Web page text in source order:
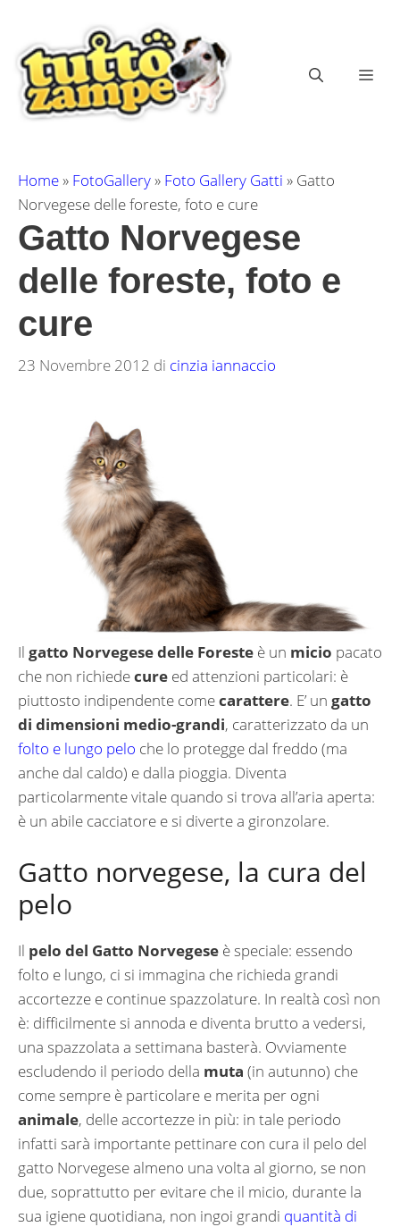
contenuto
Home» FotoGallery» Foto Gallery Gatti » Gatto
Norvegese delle foreste, foto e cure
Gatto Norvegese
delle foreste, foto e
cure
23 Novembre 2012 di cinzia iannaccio
Il gatto Norvegese delle Foreste è un micio pacato
che non richiedecure ed attenzioni particolari: è
piuttosto indipendente comecarattere. E’ un gatto
di dimensioni medio-grandi, caratterizzato da un
folto e lungo pelo che lo protegge dal freddo (ma
anche dal caldo) e dalla pioggia. Diventa
particolarmente vitale quando si trova all’aria aperta:
è un abile cacciatore e si diverte a gironzolare.
Gatto norvegese, la cura del
pelo
Il pelo del Gatto Norvegese è speciale: essendo
folto e lungo, ci si immagina che richieda grandi
accortezze e continue spazzolature. In realtà così non
è: difficilmente si annoda e diventa brutto a vedersi,
una spazzolata a settimana basterà. Ovviamente
escludendo il periodo della muta (in autunno) che
come sempre è particolare e merita per ogni
animale, delle accortezze in più: in tale periodo
infatti sarà importante pettinare con cura il pelo del
gatto Norvegese almeno una volta al giorno, se non
due, soprattutto per evitare che il micio, durante la
sua igiene quotidiana, non ingoi grandi quantità di